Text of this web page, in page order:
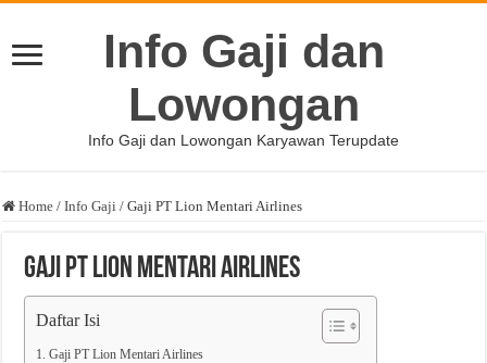
Info Gaji dan
Lowongan
Info Gaji dan Lowongan Karyawan Terupdate
Home / Info Gaji / Gaji PT Lion Mentari Airlines
Gaji PT Lion Mentari Airlines
Daftar Isi
Gaji PT Lion Mentari Airlines